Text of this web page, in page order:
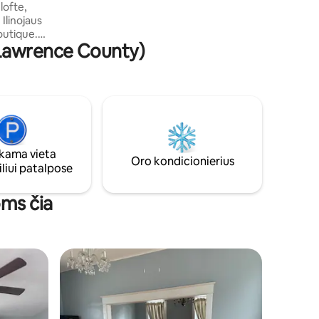
lofte,
•
vietos
perimetrą lauke.
County)
vieta
patalpose
Oro kondicionierius
čia